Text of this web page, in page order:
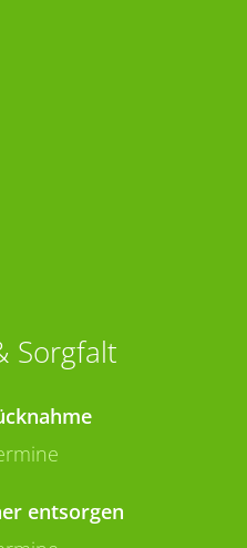
Sorgfalt
entsorgen